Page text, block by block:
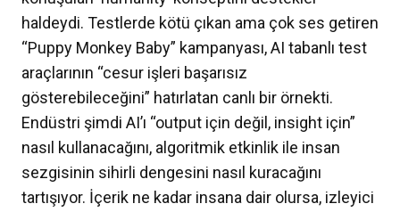
haldeydi. Testlerde kötü çıkan ama çok ses getiren
“Puppy Monkey Baby” kampanyası, AI tabanlı test
araçlarının “cesur işleri başarısız
gösterebileceğini” hatırlatan canlı bir örnekti.
Endüstri şimdi AI’ı “output için değil, insight için”
nasıl kullanacağını, algoritmik etkinlik ile insan
sezgisinin sihirli dengesini nasıl kuracağını
tartışıyor. İçerik ne kadar insana dair olursa, izleyici